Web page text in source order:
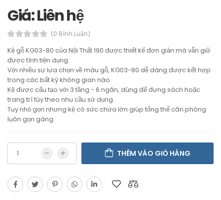
Giá: Liên hệ
(0 Bình Luận)
Kệ gỗ KG03-80 của Nội Thất 190 được thiết kế đơn giản mà vẫn giữ
được tính tiện dụng.
Với nhiều sự lựa chọn về màu gỗ, KG03-80 dễ dàng được kết hợp
trong các bất kỳ không gian nào.
Kệ được cấu tạo với 3 tầng - 6 ngăn, dùng để đựng sách hoặc
trang trí tùy theo nhu cầu sử dụng.
Tuy nhỏ gọn nhưng kệ có sức chứa lớn giúp tổng thể căn phòng
luôn gọn gàng.
THÊM VÀO GIỎ HÀNG